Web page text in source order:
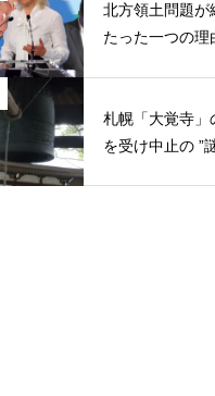
北方領土問題が
たった一つの理
札幌「大覚寺」
を受け中止の ”